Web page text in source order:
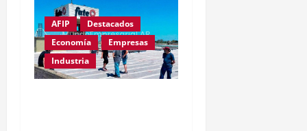
AFIP
Destacados
Economía
Empresas
Industria